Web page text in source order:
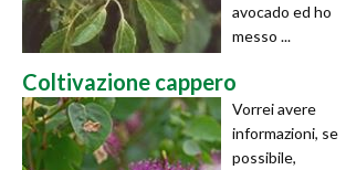
avocado ed ho
messo ...
Coltivazione cappero
Vorrei avere
informazioni, se
possibile,